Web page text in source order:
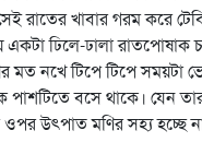
রাতের খাবার গরম করে
ঢিলে-ঢালা
মত নখে টিপে টিপে সময়টা
বসে থাকে। যেন তার
ওপর উৎপাত মণির সহ্য হচ্ছে